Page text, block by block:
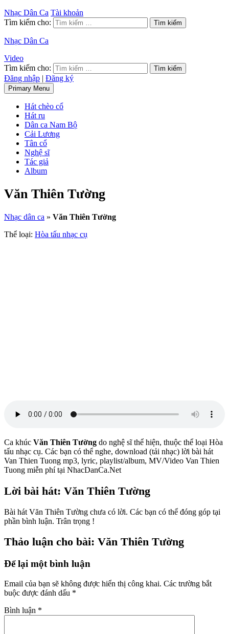
Nhạc Dân Ca Tài khoản
Tìm kiếm cho:
Nhạc Dân Ca
Video
Tìm kiếm cho:
Đăng nhập | Đăng ký
Primary Menu
Hát chèo cổ
Hát ru
Dân ca Nam Bộ
Cải Lương
Tân cổ
Nghệ sĩ
Tác giả
Album
Văn Thiên Tường
Nhạc dân ca » Văn Thiên Tường
Thể loại: Hòa tấu nhạc cụ
Ca khúc Văn Thiên Tường do nghệ sĩthể hiện, thuộc thể loại Hòa
tấu nhạc cụ. Các bạn có thể nghe, download (tải nhạc) lời bài hát
Van Thien Tuong mp3, lyric, playlist/album, MV/Video Van Thien
Tuong miễn phí tại NhacDanCa.Net
Lời bài hát: Văn Thiên Tường
Bài hát Văn Thiên Tường chưa có lời. Các bạn có thể đóng góp tại
phần bình luận. Trân trọng !
Thảo luận cho bài: Văn Thiên Tường
Để lại một bình luận
Email của bạn sẽ không được hiển thị công khai. Các trường bắt
buộc được đánh dấu *
Bình luận *